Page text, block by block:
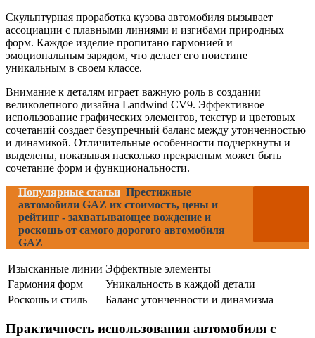
Скульптурная проработка кузова автомобиля вызывает
ассоциации с плавными линиями и изгибами природных
форм. Каждое изделие пропитано гармонией и
эмоциональным зарядом, что делает его поистине
уникальным в своем классе.
Внимание к деталям играет важную роль в создании
великолепного дизайна Landwind CV9. Эффективное
использование графических элементов, текстур и цветовых
сочетаний создает безупречный баланс между утонченностью
и динамикой. Отличительные особенности подчеркнуты и
выделены, показывая насколько прекрасным может быть
сочетание форм и функциональности.
Популярные статьи Престижные
автомобили GAZ их стоимость, цены и
рейтинг - захватывающее вождение и
роскошь от самого дорогого автомобиля
GAZ
Изысканные линии Эффектные элементы
Гармония форм
Уникальность в каждой детали
Роскошь и стиль
Баланс утонченности и динамизма
Практичность использования автомобиля с